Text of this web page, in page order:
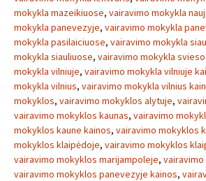
mokykla mazeikiuose, vairavimo mokykla
mokykla panevezyje, vairavimo mokykla
mokykla pasilaiciuose, vairavimo mokykla
mokykla siauliuose, vairavimo mokykla
mokykla vilniuje, vairavimo mokykla vilniuje
mokykla vilnius, vairavimo mokykla vilnius
mokyklos, vairavimo mokyklos alytuje,
vairavimo mokyklos kaunas, vairavimo
mokyklos kaune kainos, vairavimo mokyklos
mokyklos klaipėdoje, vairavimo mokyklos
vairavimo mokyklos marijampoleje,
vairavimo mokyklos panevezyje kainos,